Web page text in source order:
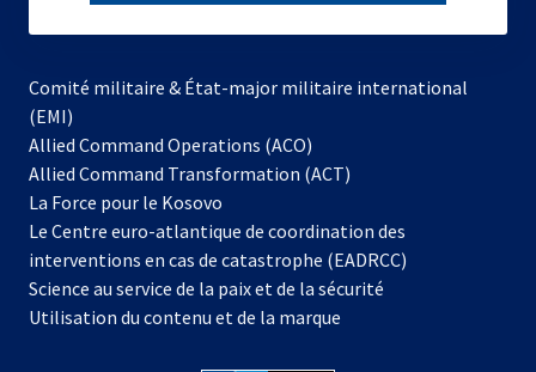
Comité militaire & État-major militaire international
(EMI)
Allied Command Operations (ACO)
dans
nouvel
onglet
Allied Command Transformation (ACT)
La Force pour le Kosovo
dans
un
nouvel
onglet
Le Centre euro-atlantique de coordination des
interventions en cas de catastrophe (EADRCC)
Science au service de la paix et de la sécurité
Utilisation du contenu et de la marque